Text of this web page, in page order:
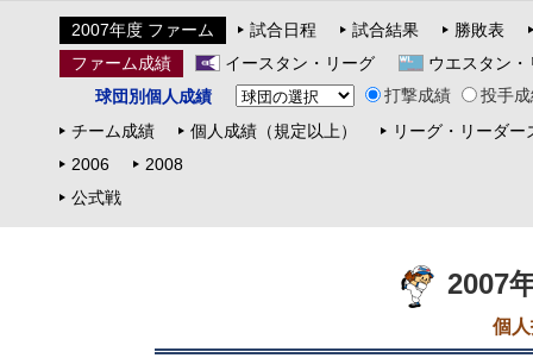
2007年度 ファーム 試合日程 試合結果
勝敗表
ファーム成績
イースタン・リーグ
ウエスタン・
球団別個人成績
打撃成績
投手
チーム成績
個人成績（規定以上）
リーグ・リーダー
2006
2008
公式戦
2007
個